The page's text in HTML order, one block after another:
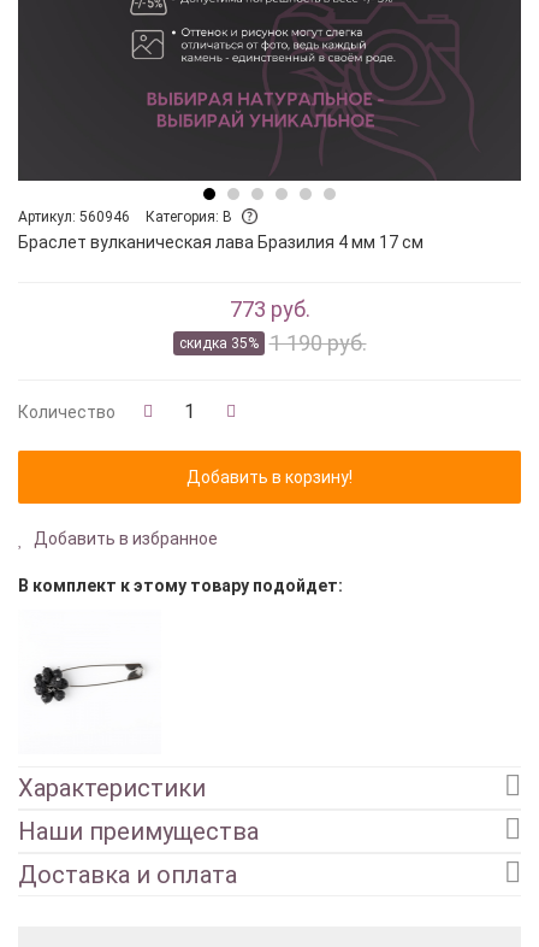
Артикул: 560946 Категория: B
Браслет вулканическая лава Бразилия 4 мм 17 см
773 руб.
скидка 35% 1 190 руб.
Количество
Добавить в избранное
В комплект к этому товару подойдет:
Характеристики
Наши преимущества
Доставка и оплата